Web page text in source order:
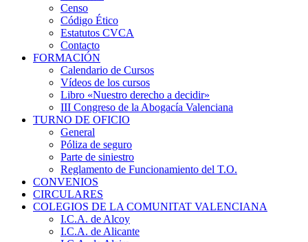
Censo
Código Ético
Estatutos CVCA
Contacto
FORMACIÓN
Calendario de Cursos
Vídeos de los cursos
Libro «Nuestro derecho a decidir»
III Congreso de la Abogacía Valenciana
TURNO DE OFICIO
General
Póliza de seguro
Parte de siniestro
Reglamento de Funcionamiento del T.O.
CONVENIOS
CIRCULARES
COLEGIOS DE LA COMUNITAT VALENCIANA
I.C.A. de Alcoy
I.C.A. de Alicante